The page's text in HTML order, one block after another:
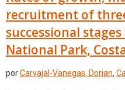
recruitment of
successional
National Park,
porCarvajal-Vanegas, Dorian,